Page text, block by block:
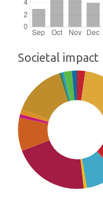
Societal impact